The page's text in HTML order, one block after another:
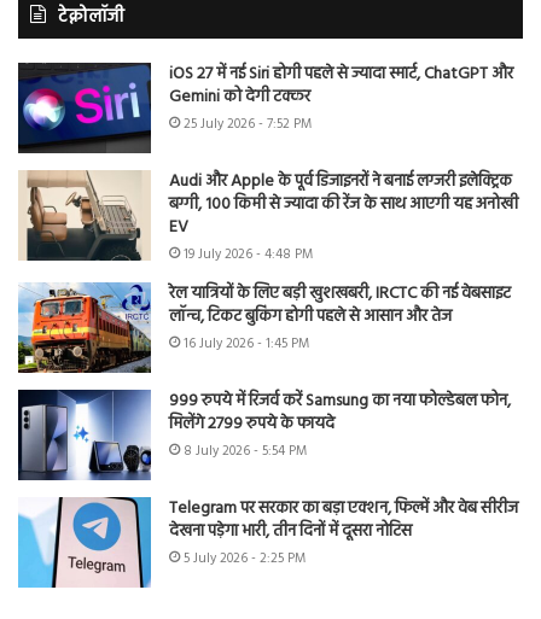
टेक्नोलॉजी
iOS 27 में नई Siri होगी पहले से ज्यादा स्मार्ट, ChatGPT और
Gemini को देगी टक्कर
25 July 2026 - 7:52 PM
Audi और Apple के पूर्व डिजाइनरों ने बनाई लग्जरी इलेक्ट्रिक
बग्गी, 100 किमी से ज्यादा की रेंज के साथ आएगी यह अनोखी
EV
19 July 2026 - 4:48 PM
रेल यात्रियों के लिए बड़ी खुशखबरी, IRCTC की नई वेबसाइट
लॉन्च, टिकट बुकिंग होगी पहले से आसान और तेज
16 July 2026 - 1:45 PM
999 रुपये में रिजर्व करें Samsung का नया फोल्डेबल फोन,
मिलेंगे 2799 रुपये के फायदे
8 July 2026 - 5:54 PM
Telegram पर सरकार का बड़ा एक्शन, फिल्में और वेब सीरीज
देखना पड़ेगा भारी, तीन दिनों में दूसरा नोटिस
5 July 2026 - 2:25 PM